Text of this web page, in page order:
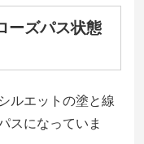
ーズパス状態
ルエットの塗と線
スになっていま